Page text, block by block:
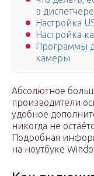
в
Настройка
Настройка
Программы
камеры
Абсолютное
производители
удобное
никогда не
Подробная
на ноутбуке